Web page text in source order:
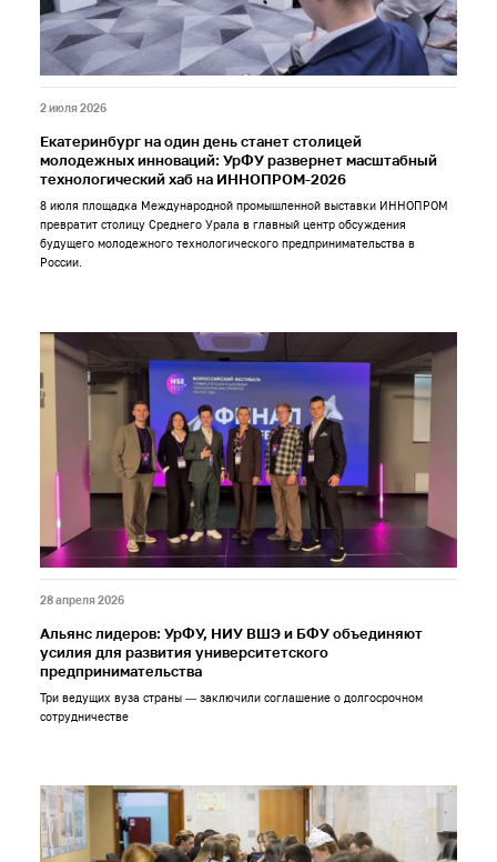
2 июля 2026
Екатеринбург на один день станет столицей
молодежных инноваций: УрФУ развернет масштабный
технологический хаб на ИННОПРОМ-2026
8 июля площадка Международной промышленной выставки ИННОПРОМ
превратит столицу Среднего Урала в главный центр обсуждения
будущего молодежного технологического предпринимательства в
России.
28 апреля 2026
Альянс лидеров: УрФУ, НИУ ВШЭ и БФУ объединяют
усилия для развития университетского
предпринимательства
Три ведущих вуза страны — заключили соглашение о долгосрочном
сотрудничестве